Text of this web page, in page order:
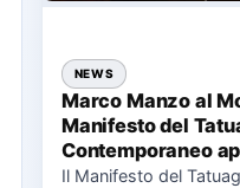
NEWS
Marco Manzo al
Manifesto del
Contemporaneo
per il
Il Manifesto del